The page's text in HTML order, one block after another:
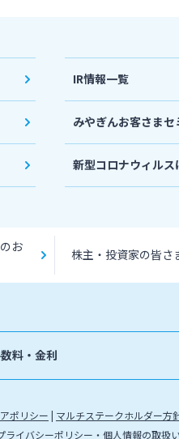
IR情報一覧
みやぎんお客さまセ
新型コロナウィル
お
株主・投資家の皆さ
料・金利
ポリシー マルチステークホルダー方
ライバシーポリシー・個人情報の取扱